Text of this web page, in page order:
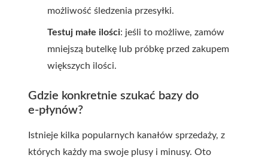
możliwość śledzenia przesyłki.
Testuj małe ilości: jeśli to możliwe, zamów
mniejszą butelkę lub próbkę przed zakupem
większych ilości.
Gdzie konkretnie szukać bazy do
e‑płynów?
Istnieje kilka popularnych kanałów sprzedaży, z
których każdy ma swoje plusy i minusy. Oto